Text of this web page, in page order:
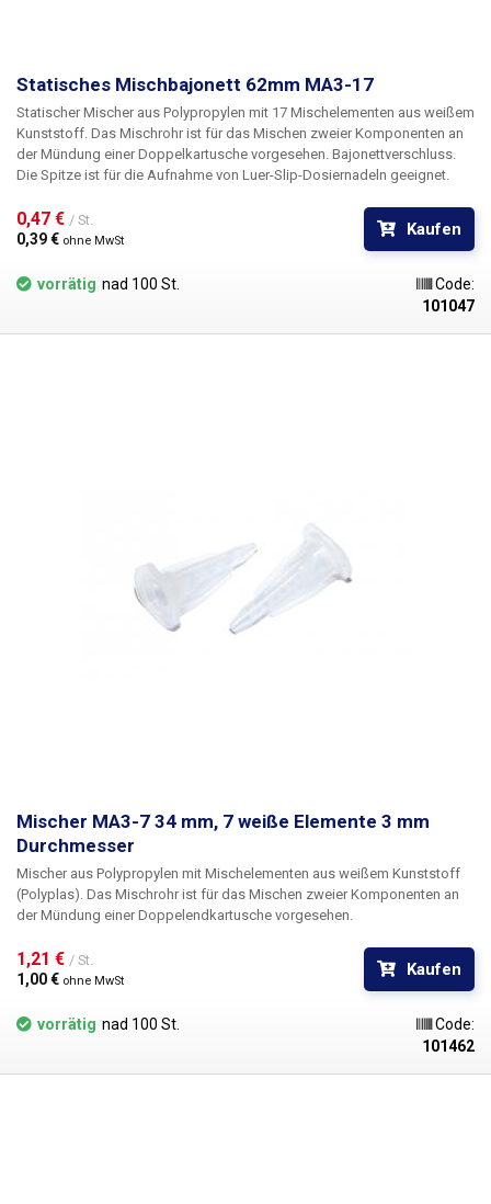
Statisches Mischbajonett 62mm MA3-17
Statischer Mischer aus Polypropylen mit 17 Mischelementen aus weißem
Kunststoff. Das Mischrohr ist für das Mischen zweier Komponenten an
der Mündung einer Doppelkartusche vorgesehen. Bajonettverschluss.
Die Spitze ist für die Aufnahme von Luer-Slip-Dosiernadeln geeignet.
0,47 € / St.
0,39 € ohne MwSt
Kaufen
vorrätig nad 100 St.
Code:
101047
Mischer MA3-7 34 mm, 7 weiße Elemente 3 mm
Durchmesser
Mischer aus Polypropylen mit Mischelementen aus weißem Kunststoff
(Polyplas). Das Mischrohr ist für das Mischen zweier Komponenten an
der Mündung einer Doppelendkartusche vorgesehen.
1,21 € / St.
1,00 € ohne MwSt
Kaufen
vorrätig nad 100 St.
Code:
101462